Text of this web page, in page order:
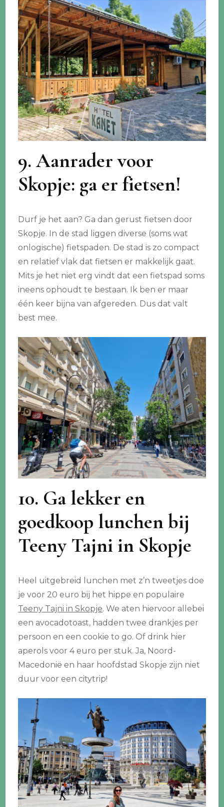
9. Aanrader voor
Skopje: ga er fietsen!
Durf je het aan? Ga dan gerust fietsen door
Skopje. In de stad liggen diverse (soms wat
onlogische) fietspaden. De stad is zo compact
en relatief vlak dat fietsen er makkelijk gaat.
Mits je het niet erg vindt dat een fietspad soms
ineens ophoudt te bestaan. Ik ben er maar
één keer bijna van afgereden. Dus dat valt
best mee.
10. Ga lekker en
goedkoop lunchen bij
Teeny Tajni in Skopje
Heel uitgebreid lunchen met z’n tweetjes doe
je voor 20 euro bij het hippe en populaire
Teeny Tajni in Skopje. We aten hiervoor allebei
een avocadotoast, hadden twee drankjes per
persoon en een cookie to go. Of drink hier
aperols voor 4 euro per stuk. Ja, Noord-
Macedonië en haar hoofdstad Skopje zijn niet
duur voor een citytrip!